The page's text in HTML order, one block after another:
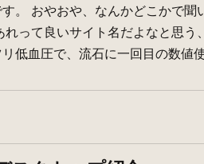
。 おやおや、なんかどこかで
れって良いサイト名だよなと思
低血圧で、流石に一回目の数値